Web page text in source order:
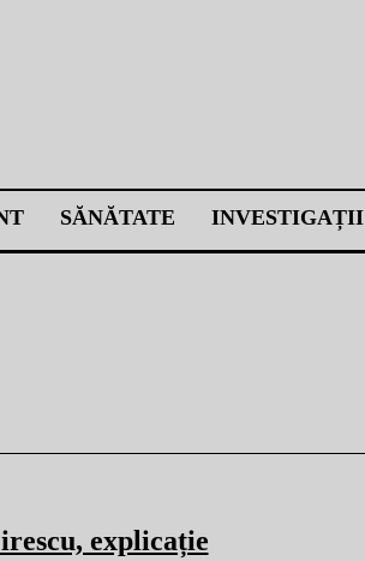
SĂNĂTATE INVESTIGAȚII
explicație